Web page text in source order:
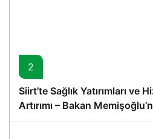
2
Siirt’te Sağlık Yatırımları ve
Artırımı – Bakan